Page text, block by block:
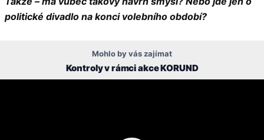
politické divadlo na konci volebního období?
Mohlo by vás zajímat
Kontroly v rámci akce KORUND